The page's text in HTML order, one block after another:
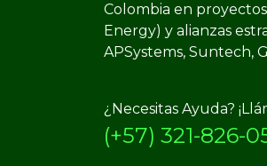
Colombia en
Energy) y​ alianzas
APSystems, Suntech,
¿Necesitas Ayuda?
(+57) 321-826-